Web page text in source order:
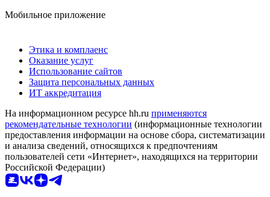
Мобильное приложение
Этика и комплаенс
Оказание услуг
Использование сайтов
Защита персональных данных
ИТ аккредитация
На информационном ресурсе hh.ru применяются
рекомендательные технологии (информационные технологии
предоставления информации на основе сбора, систематизации
и анализа сведений, относящихся к предпочтениям
пользователей сети «Интернет», находящихся на территории
Российской Федерации)